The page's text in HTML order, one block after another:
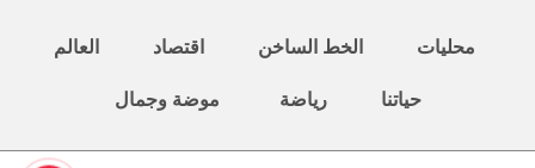
محليات الخط الساخن اقتصاد العالم
حياتنا رياضة موضة وجمال